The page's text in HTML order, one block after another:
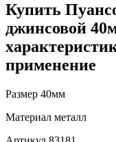
Купить
джинсовой
применение
Размер 40мм
Материал металл